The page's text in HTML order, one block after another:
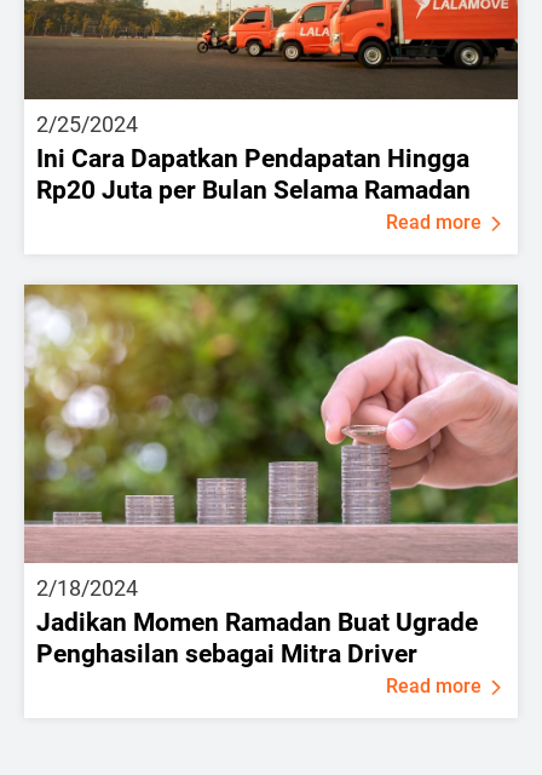
2/25/2024
Ini Cara Dapatkan Pendapatan Hingga
Rp20 Juta per Bulan Selama Ramadan
Read more
2/18/2024
Jadikan Momen Ramadan Buat Ugrade
Penghasilan sebagai Mitra Driver
Read more